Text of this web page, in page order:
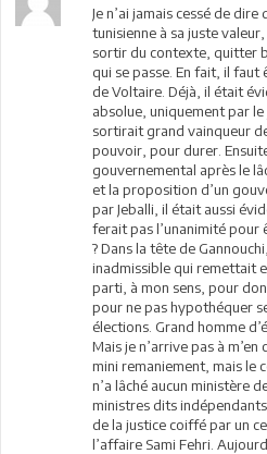
Je n’ai jamais cessé de
tunisienne à sa juste
sortir du contexte, quitter
qui se passe. En fait, il
de Voltaire. Déjà, il était
absolue, uniquement par le
sortirait grand vainqueur
pouvoir, pour durer.
gouvernemental après le
et la proposition d’un
par Jeballi, il était aussi
ferait pas l’unanimité
? Dans la tête de
inadmissible qui remettait
parti, à mon sens, pour
pour ne pas hypothéquer
élections. Grand homme
Mais je n’arrive pas à
mini remaniement, mais le
n’a lâché aucun ministère
ministres dits
de la justice coiffé par un
l’affaire Sami Fehri.